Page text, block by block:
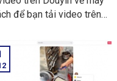
để bạn tải video trên